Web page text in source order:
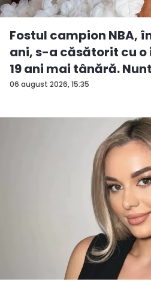
06 august 2026, 15:35
Fostul campion NBA,
ani, s-a căsătorit cu
19 ani mai tânără.